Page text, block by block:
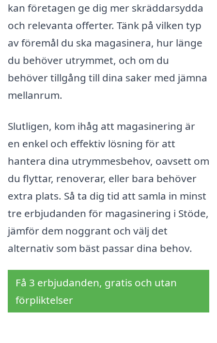
kan företagen ge dig mer skräddarsydda
och relevanta offerter. Tänk på vilken typ
av föremål du ska magasinera, hur länge
du behöver utrymmet, och om du
behöver tillgång till dina saker med jämna
mellanrum.
Slutligen, kom ihåg att magasinering är
en enkel och effektiv lösning för att
hantera dina utrymmesbehov, oavsett om
du flyttar, renoverar, eller bara behöver
extra plats. Så ta dig tid att samla in minst
tre erbjudanden för magasinering i Stöde,
jämför dem noggrant och välj det
alternativ som bäst passar dina behov.
Få 3 erbjudanden, gratis och utan
förpliktelser